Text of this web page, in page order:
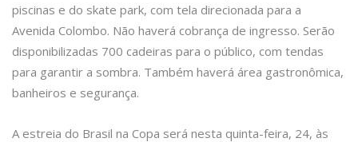
piscinas e do skate park, com tela direcionada para a
Avenida Colombo. Não haverá cobrança de ingresso. Serão
disponibilizadas 700 cadeiras para o público, com tendas
para garantir a sombra. Também haverá área gastronômica,
banheiros e segurança.
A estreia do Brasil na Copa será nesta quinta-feira, 24, às